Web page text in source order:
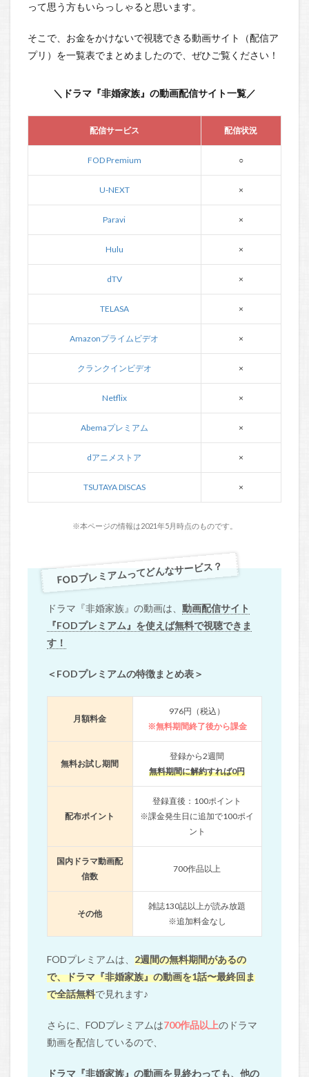
って思う方もいらっしゃると思います。
そこで、お金をかけないで視聴できる動画サイト（配信ア
プリ）を一覧表でまとめましたので、ぜひご覧ください！
＼ドラマ『非婚家族』の動画配信サイト一覧／
配信サービス 配信状況
FOD Premium ○
U-NEXT ×
Paravi ×
Hulu ×
dTV ×
TELASA ×
Amazonプライムビデオ ×
クランクインビデオ ×
Netflix ×
Abemaプレミアム ×
dアニメストア ×
TSUTAYA DISCAS ×
※本ページの情報は2021年5月時点のものです。
FODプレミアムってどんなサービス？
ドラマ『非婚家族』の動画は、 動画配信サイト
『FODプレミアム』を使えば無料で視聴できま
す！
＜FODプレミアムの特徴まとめ表＞
月額料金
976円（税込）
※無料期間終了後から課金
無料お試し期間
登録から2週間
無料期間に解約すれば0円
配布ポイント
登録直後：100ポイント
※課金発生日に追加で100ポイ
ント
国内ドラマ動画配
信数
700作品以上
その他
雑誌130誌以上が読み放題
※追加料金なし
FODプレミアムは、 2週間の無料期間があるの
で、ドラマ『非婚家族』の動画を1話〜最終回ま
で全話無料で見れます♪
さらに、FODプレミアムは700作品以上のドラマ
動画を配信しているので、
ドラマ『非婚家族』の動画を見終わっても、他の